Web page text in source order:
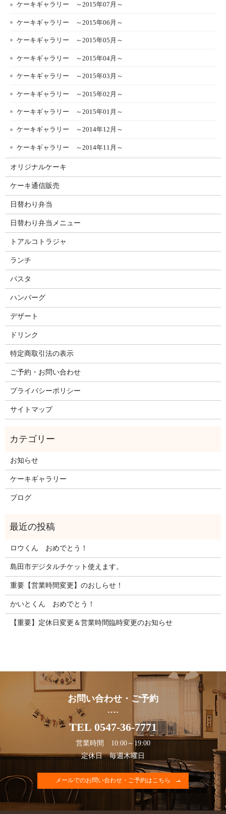
ケーキギャラリー ～2015年07月～
ケーキギャラリー ～2015年06月～
ケーキギャラリー ～2015年05月～
ケーキギャラリー ～2015年04月～
ケーキギャラリー ～2015年03月～
ケーキギャラリー ～2015年02月～
ケーキギャラリー ～2015年01月～
ケーキギャラリー ～2014年12月～
ケーキギャラリー ～2014年11月～
オリジナルケーキ
ケーキ通信販売
日替わり弁当
日替わり弁当メニュー
トアルコトラジャ
ランチ
パスタ
ハンバーグ
デザート
ドリンク
特定商取引法の表示
ご予約・お問い合わせ
プライバシーポリシー
サイトマップ
お知らせ
ケーキギャラリー
ブログ
ロウくん おめでとう！
島田市デジタルチケット使えます。
重要【営業時間変更】のおしらせ！
かいとくん おめでとう！
【重要】定休日変更＆営業時間臨時変更のお知らせ
お問い合わせ・ご予約
TEL 0547-36-7771
営業時間 10:00～19:00
定休日 毎週木曜日
メールでのお問い合わせ・ご予約はこちら